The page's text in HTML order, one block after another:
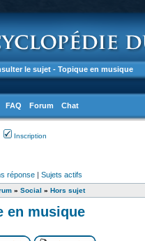
le sujet - Topique en musique
FAQ Forum Chat
Inscription
réponse | Sujets actifs
» Social » Hors sujet
en musique